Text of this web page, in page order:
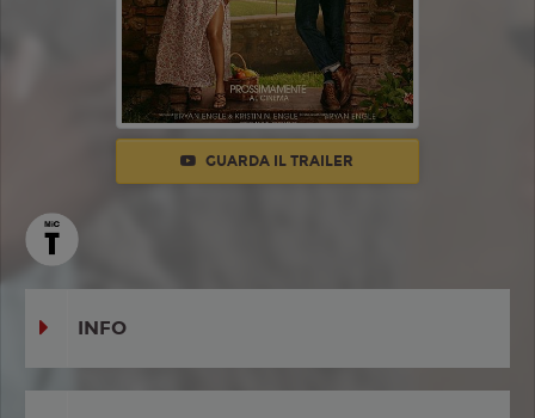
GUARDA IL TRAILER
INFO